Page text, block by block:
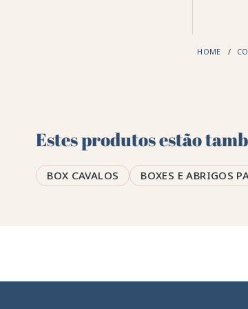
HOME
Estes produtos estão
BOX CAVALOS BOXES E ABRIGOS